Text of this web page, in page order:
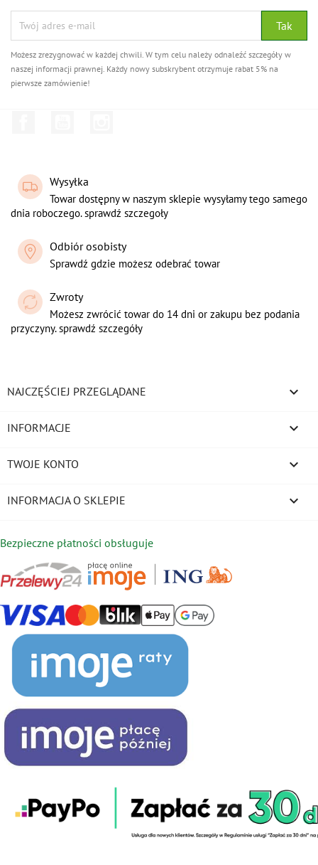
Możesz zrezygnować w każdej chwili. W tym celu należy odnaleźć szczegóły w
naszej informacji prawnej. Każdy nowy subskrybent otrzymuje rabat 5% na
pierwsze zamówienie!
Wysyłka
Towar dostępny w naszym sklepie wysyłamy tego samego
dnia roboczego. sprawdź szczegoły
Odbiór osobisty
Sprawdź gdzie możesz odebrać towar
Zwroty
Możesz zwrócić towar do 14 dni or zakupu bez podania
przyczyny. sprawdź szczegóły
NAJCZĘŚCIEJ PRZEGLĄDANE 
INFORMACJE 
TWOJE KONTO 
INFORMACJA O SKLEPIE keyboard_arrow_down
Bezpieczne płatności obsługuje